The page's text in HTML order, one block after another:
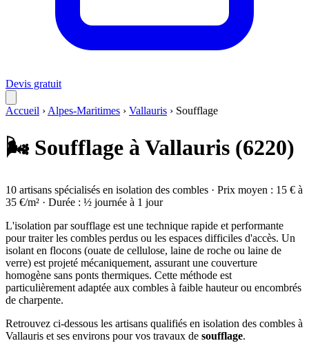
Devis gratuit
Accueil › Alpes-Maritimes › Vallauris › Soufflage
🌬️ Soufflage à Vallauris (6220)
10 artisans spécialisés en isolation des combles · Prix moyen : 15 € à
35 €/m² · Durée : ½ journée à 1 jour
L'isolation par soufflage est une technique rapide et performante
pour traiter les combles perdus ou les espaces difficiles d'accès. Un
isolant en flocons (ouate de cellulose, laine de roche ou laine de
verre) est projeté mécaniquement, assurant une couverture
homogène sans ponts thermiques. Cette méthode est
particulièrement adaptée aux combles à faible hauteur ou encombrés
de charpente.
Retrouvez ci-dessous les artisans qualifiés en isolation des combles à
Vallauris et ses environs pour vos travaux de soufflage.